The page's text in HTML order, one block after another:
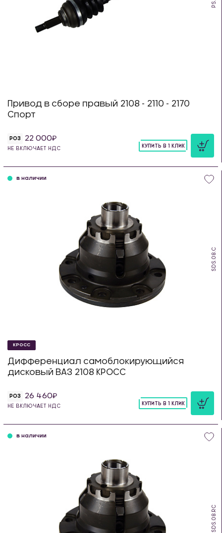
Привод в сборе правый 2108 - 2110 - 2170
Спорт
РОЗ 22 000
НЕ ВКЛЮЧАЕТ НДС
КУПИТЬ В 1 КЛИК
SDS.08.C
в наличии
КРОСС
Дифференциал самоблокирующийся
дисковый ВАЗ 2108 КРОСС
РОЗ 26 460
НЕ ВКЛЮЧАЕТ НДС
КУПИТЬ В 1 КЛИК
SDS.08.RC
в наличии